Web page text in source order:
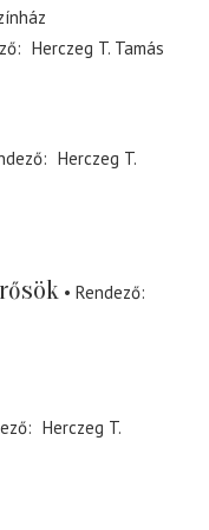
Herczeg T. Tamás
Herczeg T.
Rendező
Herczeg T.